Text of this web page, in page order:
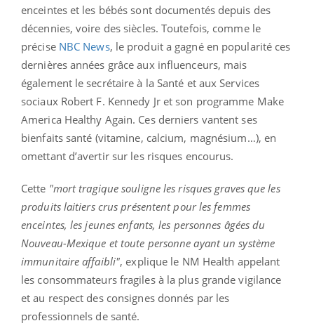
enceintes et les bébés sont documentés depuis des
décennies, voire des siècles. Toutefois, comme le
précise NBC News, le produit a gagné en popularité ces
dernières années grâce aux influenceurs, mais
également le secrétaire à la Santé et aux Services
sociaux Robert F. Kennedy Jr et son programme Make
America Healthy Again. Ces derniers vantent ses
bienfaits santé (vitamine, calcium, magnésium…), en
omettant d’avertir sur les risques encourus.
Cette "mort tragique souligne les risques graves que les
produits laitiers crus présentent pour les femmes
enceintes, les jeunes enfants, les personnes âgées du
Nouveau-Mexique et toute personne ayant un système
immunitaire affaibli", explique le NM Health appelant
les consommateurs fragiles à la plus grande vigilance
et au respect des consignes donnés par les
professionnels de santé.